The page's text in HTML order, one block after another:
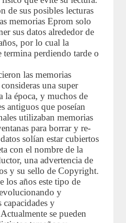
de sus posibles lecturas
memorias Eprom solo
sus datos alrededor de
por lo cual la
termina perdiendo tarde o
las memorias
una super
la época, y muchos de
antiguos que poseían
utilizaban memorias
para borrar y re-
solían estar cubiertos
con el nombre de la
una advertencia de
y su sello de Copyright.
los años este tipo de
y
capacidades y
se pueden